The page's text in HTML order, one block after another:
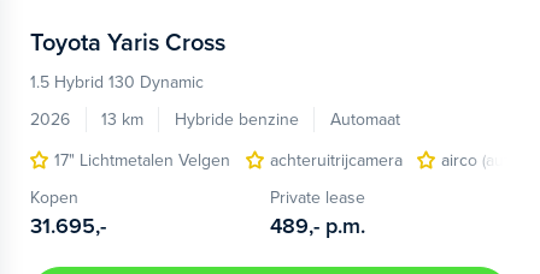
Toyota Yaris Cross
1.5 Hybrid 130 Dynamic
2026
13 km Hybride benzine
Automaat
17" Lichtmetalen Velgen
achteruitrijcamera
airco
Kopen
31.695,-
Private lease
489,- p.m.